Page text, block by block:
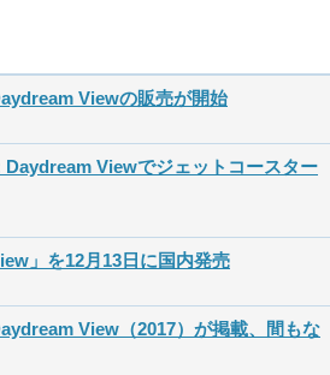
Viewの販売が開始
Daydream Viewでジェットコースター
」を12月13日に国内発売
View（2017）が掲載、間もな